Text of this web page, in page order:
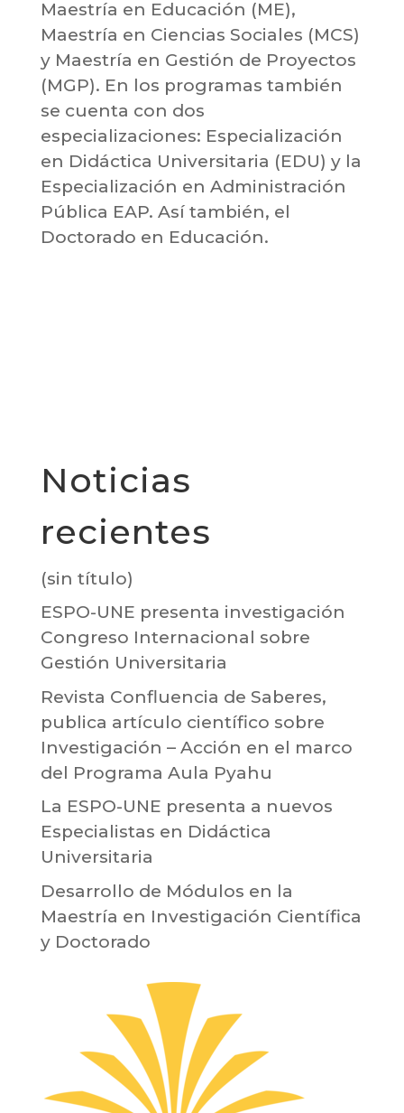
Maestría en Educación (ME),
Maestría en Ciencias Sociales (MCS)
y Maestría en Gestión de Proyectos
(MGP). En los programas también
se cuenta con dos
especializaciones: Especialización
en Didáctica Universitaria (EDU) y la
Especialización en Administración
Pública EAP. Así también, el
Doctorado en Educación.
Noticias
recientes
(sin título)
ESPO-UNE presenta investigación
Congreso Internacional sobre
Gestión Universitaria
Revista Confluencia de Saberes,
publica artículo científico sobre
Investigación – Acción en el marco
del Programa Aula Pyahu
La ESPO-UNE presenta a nuevos
Especialistas en Didáctica
Universitaria
Desarrollo de Módulos en la
Maestría en Investigación Científica
y Doctorado